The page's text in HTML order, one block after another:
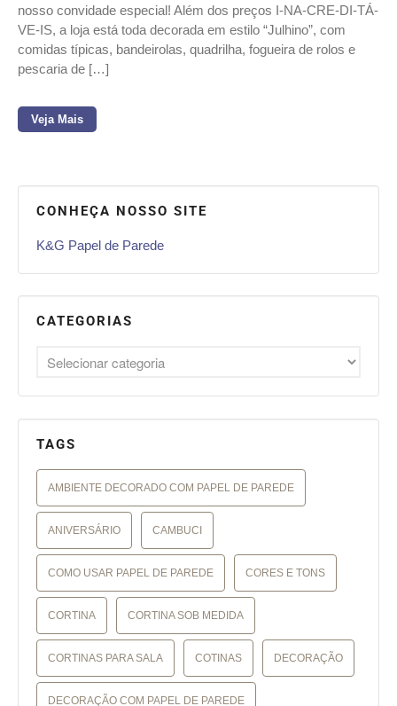
nosso convidade especial! Além dos preços I-NA-CRE-DI-TÁ-
VE-IS, a loja está toda decorada em estilo “Julhino”, com
comidas típicas, bandeirolas, quadrilha, fogueira de rolos e
pescaria de […]
Veja Mais
CONHEÇA NOSSO SITE
K&G Papel de Parede
CATEGORIAS
TAGS
AMBIENTE DECORADO COM PAPEL DE PAREDE
ANIVERSÁRIO CAMBUCI
COMO USAR PAPEL DE PAREDE CORES E TONS
CORTINA CORTINA SOB MEDIDA
CORTINAS PARA SALA COTINAS DECORAÇÃO
DECORAÇÃO COM PAPEL DE PAREDE